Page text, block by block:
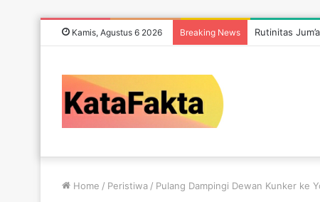
Kamis, Agustus 6 2026 Breaking News Rutinitas
Home / Peristiwa / Pulang Dampingi Dewan Kunker ke